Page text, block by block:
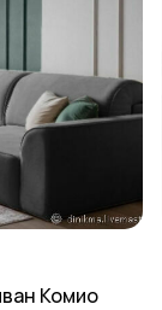
Комиo